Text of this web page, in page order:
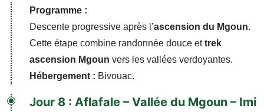
Programme :
Descente progressive après l’ascension du Mgoun.
Cette étape combine randonnée douce ettrek
ascension Mgoun vers les vallées verdoyantes.
Hébergement : Bivouac.
Jour 8 : Aflafale – Vallée du Mgoun – Imi